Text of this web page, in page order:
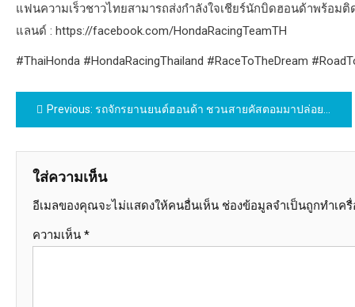
แฟนความเร็วชาวไทยสามารถส่งกำลังใจเชียร์นักบิดฮอนด้าพร้อม
แลนด์ : https://facebook.com/HondaRacingTeamTH
#ThaiHonda #HondaRacingThailand #RaceToTheDream
แนะแนว
เรื่อง
Previous: รถจักรยานยนต์ฮอนด้า ชวนสายคัสตอมมาปล่อยของ “ติดมันส์ CUSTOMIZE CONTEST” ประชันรถแต่ง A.T. พรีเมียม ในคลาส 350 ซีซี 19 ก.ค. นี้ ณ ตลาดนัดเลียบด่วนแดนเนรมิต
ใส่ความเห็น
อีเมลของคุณจะไม่แสดงให้คนอื่นเห็น ช่องข้อมูลจำเป็นถูกทำเค
ความเห็น *